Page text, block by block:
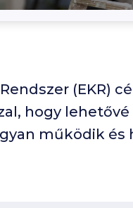
(EKR)
hogy
működik és